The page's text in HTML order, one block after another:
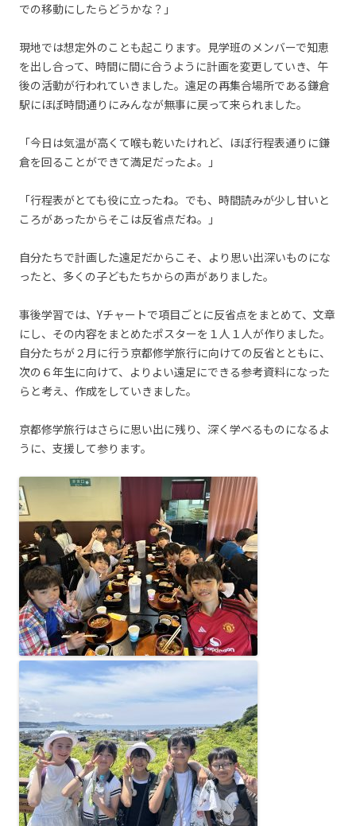
での移動にしたらどうかな？」
現地では想定外のことも起こります。見学班のメンバーで知恵
を出し合って、時間に間に合うように計画を変更していき、午
後の活動が行われていきました。遠足の再集合場所である鎌倉
駅にほぼ時間通りにみんなが無事に戻って来られました。
「今日は気温が高くて喉も乾いたけれど、ほぼ行程表通りに鎌
倉を回ることができて満足だったよ。」
「行程表がとても役に立ったね。でも、時間読みが少し甘いと
ころがあったからそこは反省点だね。」
自分たちで計画した遠足だからこそ、より思い出深いものにな
ったと、多くの子どもたちからの声がありました。
事後学習では、Yチャートで項目ごとに反省点をまとめて、文章
にし、その内容をまとめたポスターを１人１ 人が作りました。
自分たちが２月に行う京都修学旅行に向けての反省とともに、
次の６年生に向けて、よりよい遠足にできる参考資料になった
らと考え、作成をしていきました。
京都修学旅行はさらに思い出に残り、深く学べるものになるよ
うに、支援して参ります。